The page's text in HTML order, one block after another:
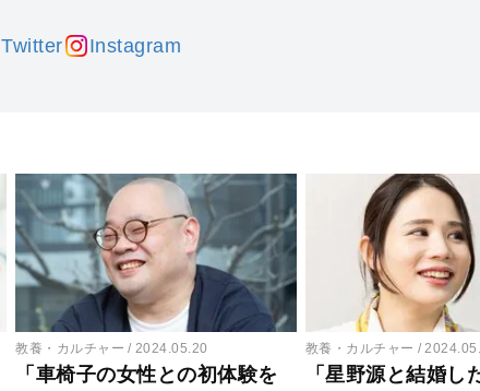
Twitter Instagram
教養・カルチャー 2024.05.20
「車椅子の女性との初体験を
教養・カルチャー
「星野源と結婚し